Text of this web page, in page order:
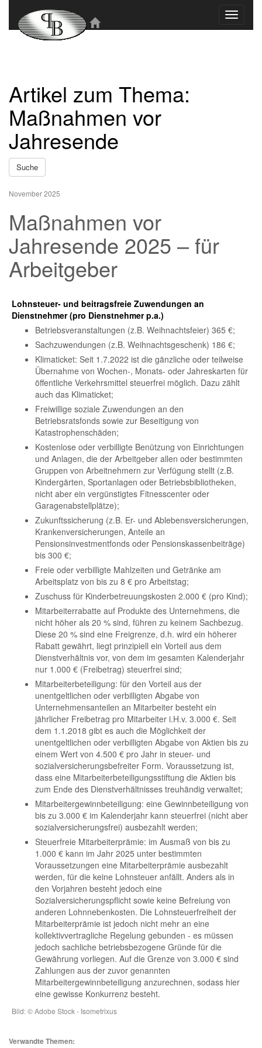
Toggle
Artikel zum Thema:
Maßnahmen vor
Jahresende
Suche
November 2025
Maßnahmen vor
Jahresende 2025 – für
Arbeitgeber
Lohnsteuer- und beitragsfreie Zuwendungen an
Dienstnehmer (pro Dienstnehmer p.a.)
Betriebsveranstaltungen (z.B. Weihnachtsfeier) 365 €;
Sachzuwendungen (z.B. Weihnachtsgeschenk) 186 €;
Klimaticket: Seit 1.7.2022 ist die gänzliche oder teilweise
Übernahme von Wochen-, Monats- oder Jahreskarten für
öffentliche Verkehrsmittel steuerfrei möglich. Dazu zählt
auch das Klimaticket;
Freiwillige soziale Zuwendungen an den
Betriebsratsfonds sowie zur Beseitigung von
Katastrophenschäden;
Kostenlose oder verbilligte Benützung von Einrichtungen
und Anlagen, die der Arbeitgeber allen oder bestimmten
Gruppen von Arbeitnehmern zur Verfügung stellt (z.B.
Kindergärten, Sportanlagen oder Betriebsbibliotheken,
nicht aber ein vergünstigtes Fitnesscenter oder
Garagenabstellplätze);
Zukunftssicherung (z.B. Er- und Ablebensversicherungen,
Krankenversicherungen, Anteile an
Pensionsinvestmentfonds oder Pensionskassenbeiträge)
bis 300 €;
Freie oder verbilligte Mahlzeiten und Getränke am
Arbeitsplatz von bis zu 8 € pro Arbeitstag;
Zuschuss für Kinderbetreuungskosten 2.000 € (pro Kind);
Mitarbeiterrabatte auf Produkte des Unternehmens, die
nicht höher als 20 % sind, führen zu keinem Sachbezug.
Diese 20 % sind eine Freigrenze, d.h. wird ein höherer
Rabatt gewährt, liegt prinzipiell ein Vorteil aus dem
Dienstverhältnis vor, von dem im gesamten Kalenderjahr
nur 1.000 € (Freibetrag) steuerfrei sind;
Mitarbeiterbeteiligung: für den Vorteil aus der
unentgeltlichen oder verbilligten Abgabe von
Unternehmensanteilen an Mitarbeiter besteht ein
jährlicher Freibetrag pro Mitarbeiter i.H.v. 3.000 €. Seit
dem 1.1.2018 gibt es auch die Möglichkeit der
unentgeltlichen oder verbilligten Abgabe von Aktien bis zu
einem Wert von 4.500 € pro Jahr in steuer- und
sozialversicherungsbefreiter Form. Voraussetzung ist,
dass eine Mitarbeiterbeteiligungsstiftung die Aktien bis
zum Ende des Dienstverhältnisses treuhändig verwaltet;
Mitarbeitergewinnbeteiligung: eine Gewinnbeteiligung von
bis zu 3.000 € im Kalenderjahr kann steuerfrei (nicht aber
sozialversicherungsfrei) ausbezahlt werden;
Steuerfreie Mitarbeiterprämie: im Ausmaß von bis zu
1.000 € kann im Jahr 2025 unter bestimmten
Voraussetzungen eine Mitarbeiterprämie ausbezahlt
werden, für die keine Lohnsteuer anfällt. Anders als in
den Vorjahren besteht jedoch eine
Sozialversicherungspflicht sowie keine Befreiung von
anderen Lohnnebenkosten. Die Lohnsteuerfreiheit der
Mitarbeiterprämie ist jedoch nicht mehr an eine
kollektivvertragliche Regelung gebunden - es müssen
jedoch sachliche betriebsbezogene Gründe für die
Gewährung vorliegen. Auf die Grenze von 3.000 € sind
Zahlungen aus der zuvor genannten
Mitarbeitergewinnbeteiligung anzurechnen, sodass hier
eine gewisse Konkurrenz besteht.
Bild: © Adobe Stock - Isometrixus
Verwandte Themen: